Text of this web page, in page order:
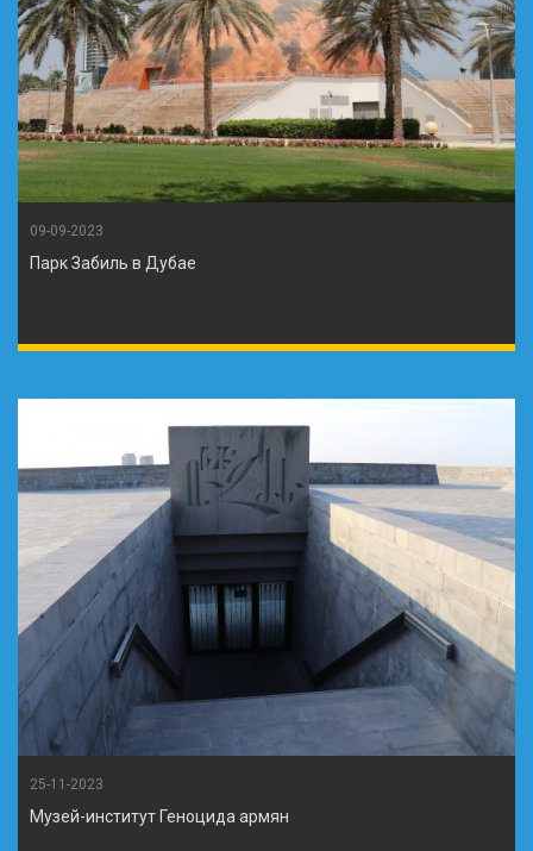
09-09-2023
Парк Забиль в Дубае
25-11-2023
Музей-институт Геноцида армян